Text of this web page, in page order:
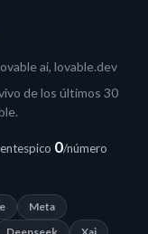
BUILDER
SESIÓN
ai, lovable.dev
de los últimos 30
pico 0/número
Meta